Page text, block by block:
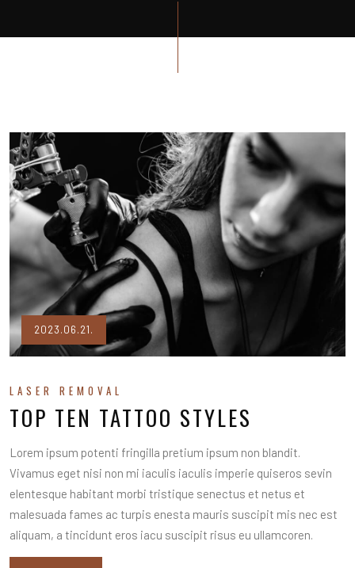
2023.06.21.
LASER REMOVAL
TOP TEN TATTOO STYLES
Lorem ipsum potenti fringilla pretium ipsum non blandit.
Vivamus eget nisi non mi iaculis iaculis imperie quiseros sevin
elentesque habitant morbi tristique senectus et netus et
malesuada fames ac turpis enesta mauris suscipit mis nec est
aliquam, a tincidunt eros iacu suscipit risus eu ullamcoren.